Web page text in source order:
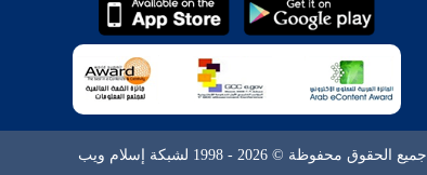
جميع الحقوق محفوظة © 2026 - 1998 لشبكة إسلام ويب